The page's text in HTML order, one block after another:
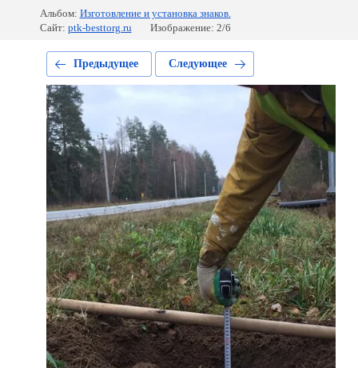
Альбом: Изготовление и установка знаков.
Сайт: ptk-besttorg.ru Изображение: 2/6
Предыдущее Следующее